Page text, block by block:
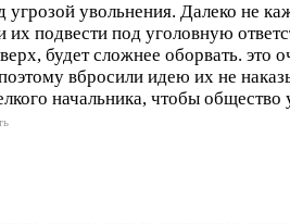
угрозой увольнения. Далеко не
их подвести под уголовную
будет сложнее оборвать. это
вбросили идею их не
начальника, чтобы общество